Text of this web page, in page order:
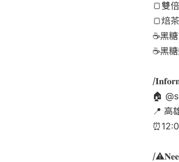
🍞雙
🍞焙
☕️黑
☕️黑
/
🏠 @
📍 高
/